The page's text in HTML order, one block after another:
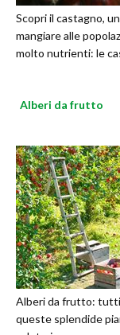
Scopri il castagno,
mangiare alle
molto nutrienti: le
Alberi da frutto
Alberi da frutto: tutti
queste splendide